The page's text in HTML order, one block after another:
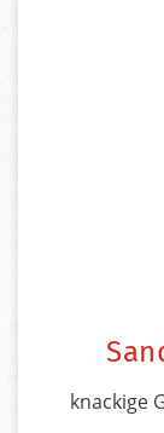
knackige